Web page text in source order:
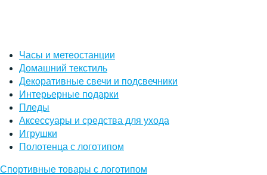
Часы и метеостанции
Домашний текстиль
Декоративные свечи и подсвечники
Интерьерные подарки
Пледы
Аксессуары и средства для ухода
Игрушки
Полотенца с логотипом
Спортивные товары с логотипом